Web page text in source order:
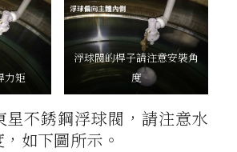
力矩
浮球閥的桿子請注意安裝角
度
星不銹鋼浮球閥，請注意水
如下圖所示。